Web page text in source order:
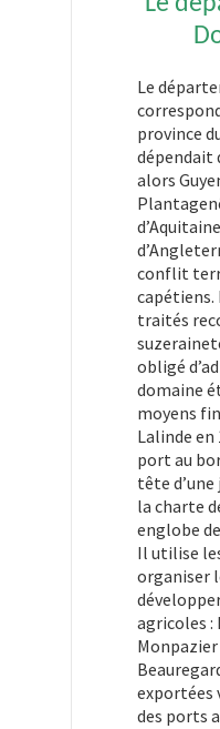
Le
province
dépendait
alors
conflit
capétiens.
traités
obligé
domaine
moyens
Lalinde
port au
tête
la charte
englobe
Il utilise
organiser
agricoles :
Monpazier
exportées
des ports